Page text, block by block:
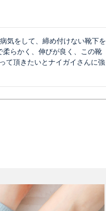
気をして、締め付けない靴下を
らかく、伸びが良く、この靴
て頂きたいとナイガイさんに強